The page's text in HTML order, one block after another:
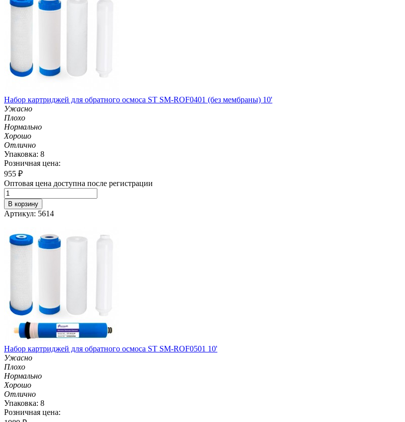
Набор картриджей для обратного осмоса ST SM-ROF0401 (без мембраны) 10'
Ужасно
Плохо
Нормально
Хорошо
Отлично
Упаковка: 8
Розничная цена:
955 ₽
Оптовая цена доступна после регистрации
В корзину
Артикул: 5614
Набор картриджей для обратного осмоса ST SM-ROF0501 10'
Ужасно
Плохо
Нормально
Хорошо
Отлично
Упаковка: 8
Розничная цена: